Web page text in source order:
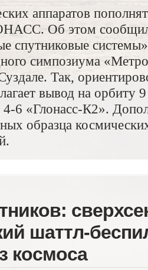
аппаратов
Об этом
спутниковые
симпозиума
Так,
вывод на орбиту
6 «Глонасс-К2».
образца
шаттл-
космоса